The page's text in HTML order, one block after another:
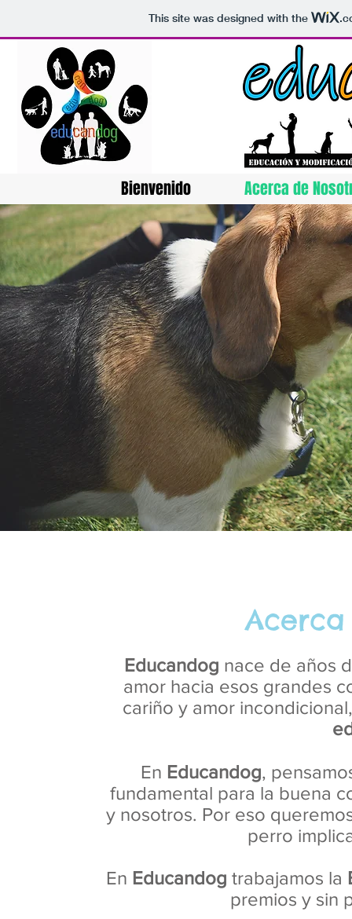
This site was designed with the
Bienvenido Acerca de
Educandog nace de años
amor hacia esos grandes
cariño y amor
En Educandog,
fundamental para la buena
y nosotros. Por eso
perro
En Educandog trabajamos la
premios y sin